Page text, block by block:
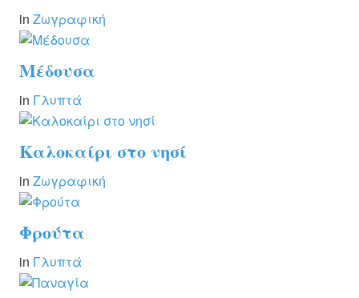
in Ζωγραφική
Μέδουσα
in Γλυπτά
Καλοκαίρι στο νησί
in Ζωγραφική
Φρούτα
in Γλυπτά